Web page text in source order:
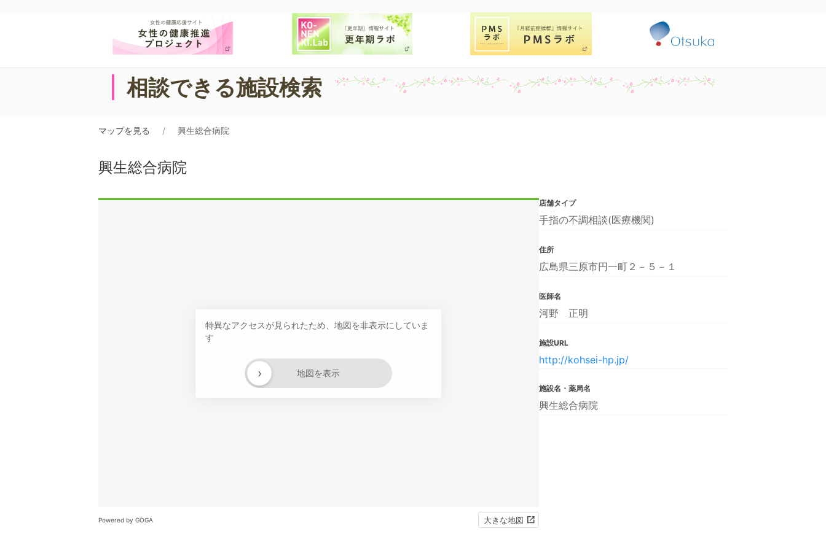
相談できる施設検索
マップを見る 興生総合病院
興生総合病院
特異なアクセスが見られたため、地図を非表示にしていま
す
地図を表示
›
Powered by GOGA 大きな地図
店舗タイプ
手指の不調相談(医療機関)
住所
広島県三原市円一町２－５－１
医師名
河野 正明
施設URL
http://kohsei-hp.jp/
施設名・薬局名
興生総合病院